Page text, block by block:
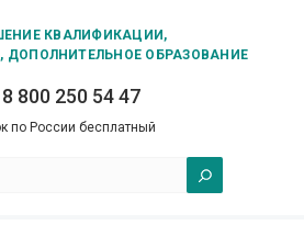
КВАЛИФИКАЦИИ,
ДОПОЛНИТЕЛЬНОЕ ОБРАЗОВАНИЕ
8 800 250 54 47
по России бесплатный